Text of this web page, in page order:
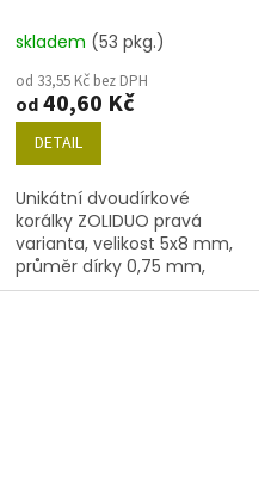
skladem (53 pkg.)
od 33,55 Kč bez DPH
od40,60 Kč
DETAIL
Unikátní dvoudírkové
korálky ZOLIDUO pravá
varianta, velikost 5x8 mm,
průměr dírky 0,75 mm,
obsah balení 20 ks nebo